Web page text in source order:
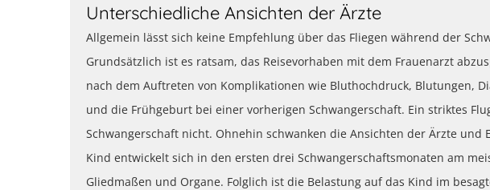
Unterschiedliche Ansichten der Ärzte
Allgemein lässt sich keine Empfehlung über das Fliegen während der
Grundsätzlich ist es ratsam, das Reisevorhaben mit dem Frauenarzt
nach dem Auftreten von Komplikationen wie Bluthochdruck, Blutungen,
und die Frühgeburt bei einer vorherigen Schwangerschaft. Ein striktes
Schwangerschaft nicht. Ohnehin schwanken die Ansichten der Ärzte und
Kind entwickelt sich in den ersten drei Schwangerschaftsmonaten am
Gliedmaßen und Organe. Folglich ist die Belastung auf das Kind im